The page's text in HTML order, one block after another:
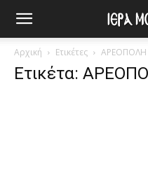
Αρχική Ετικέτες
Ετικέτα: